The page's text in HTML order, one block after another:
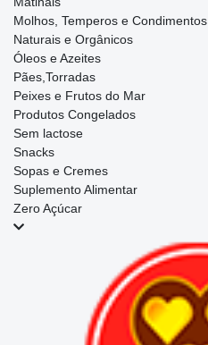
Molhos, Temperos e Condimentos
Naturais e Orgânicos
Óleos e Azeites
Pães,Torradas
Peixes e Frutos do Mar
Produtos Congelados
Sem lactose
Snacks
Sopas e Cremes
Suplemento Alimentar
Zero Açúcar